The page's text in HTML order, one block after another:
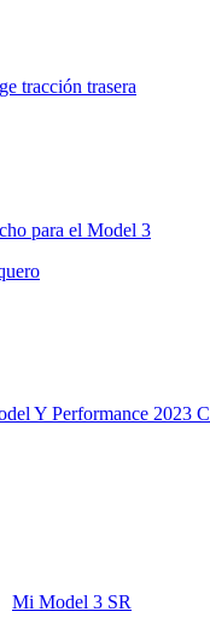
tracción trasera
para el Model 3
Y Performance 2023
Mi Model 3 SR